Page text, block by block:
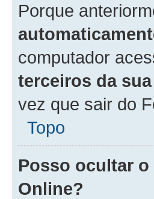
Porque
computador
terceiros da
vez que sair do
Topo
Posso ocultar
Online?